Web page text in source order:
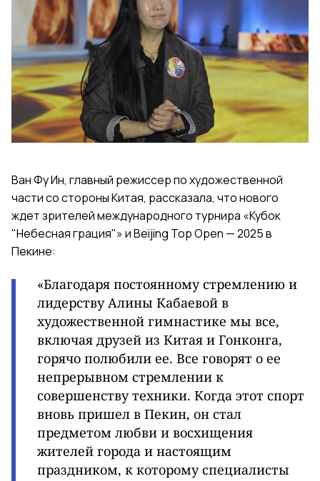
Ван Фу Ин, главный режиссер по художественной
части со стороны Китая, рассказала, что нового
ждет зрителей международного турнира «Кубок
"Небесная грация"» и Beijing Top Open — 2025 в
Пекине:
«Благодаря постоянному стремлению и
лидерству Алины Кабаевой в
художественной гимнастике мы все,
включая друзей из Китая и Гонконга,
горячо полюбили ее. Все говорят о ее
непрерывном стремлении к
совершенству техники. Когда этот спорт
вновь пришел в Пекин, он стал
предметом любви и восхищения
жителей города и настоящим
праздником, к которому специалисты